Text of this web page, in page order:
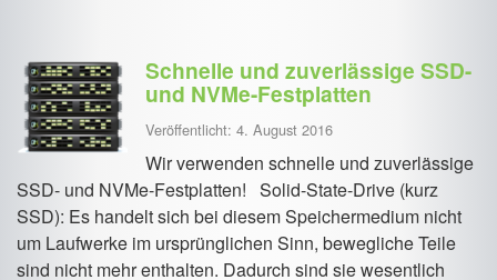
Schnelle und zuverlässige SSD-
und NVMe-Festplatten
Veröffentlicht: 4. August 2016
Wir verwenden schnelle und zuverlässige
SSD- und NVMe-Festplatten! Solid-State-Drive (kurz
SSD): Es handelt sich bei diesem Speichermedium nicht
um Laufwerke im ursprünglichen Sinn, bewegliche Teile
sind nicht mehr enthalten. Dadurch sind sie wesentlich